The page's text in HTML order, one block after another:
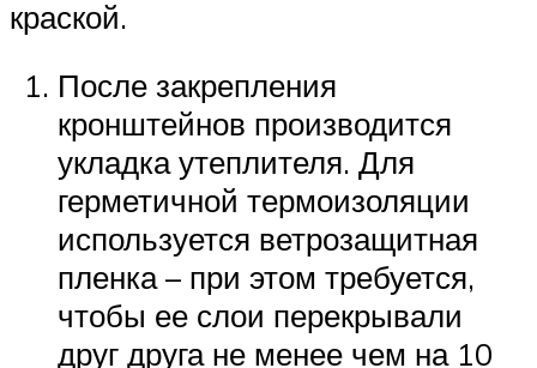
краской.
После закрепления
кронштейнов производится
укладка утеплителя. Для
герметичной термоизоляции
используется ветрозащитная
пленка – при этом требуется,
чтобы ее слои перекрывали
друг друга не менее чем на 10